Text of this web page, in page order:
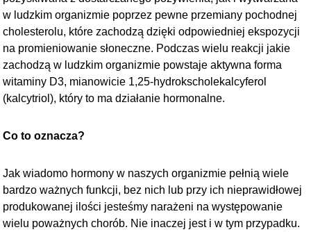
w ludzkim organizmie poprzez pewne przemiany pochodnej
cholesterolu, które zachodzą dzięki odpowiedniej ekspozycji
na promieniowanie słoneczne. Podczas wielu reakcji jakie
zachodzą w ludzkim organizmie powstaje aktywna forma
witaminy D3, mianowicie 1,25-hydrokscholekalcyferol
(kalcytriol), który to ma działanie hormonalne.
Co to oznacza?
Jak wiadomo hormony w naszych organizmie pełnią wiele
bardzo ważnych funkcji, bez nich lub przy ich nieprawidłowej
produkowanej ilości jesteśmy narażeni na występowanie
wielu poważnych chorób. Nie inaczej jest i w tym przypadku.